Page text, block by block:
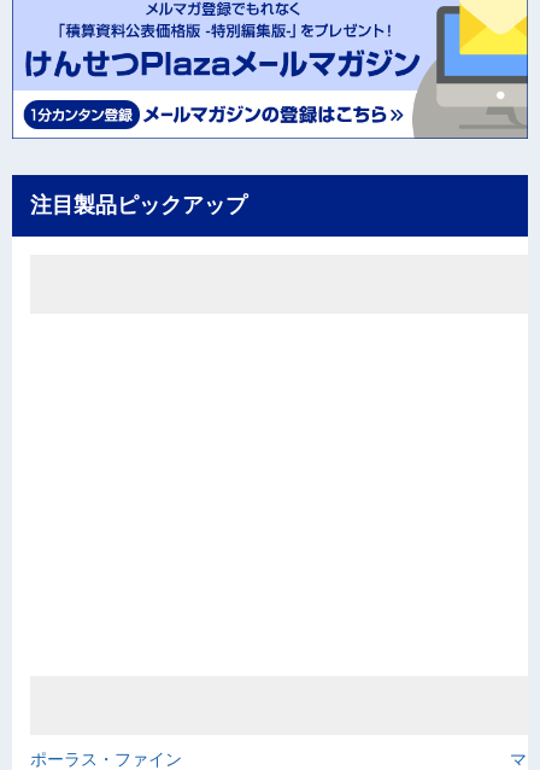
注目製品ピックアップ
ポーラス・ファイン
マ